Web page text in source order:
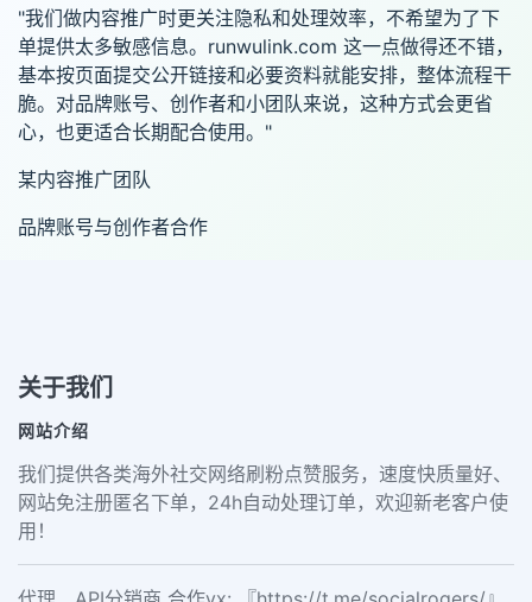
"我们做内容推广时更关注隐私和处理效率，不希望为了下
单提供太多敏感信息。runwulink.com 这一点做得还不错，
基本按页面提交公开链接和必要资料就能安排，整体流程干
脆。对品牌账号、创作者和小团队来说，这种方式会更省
心，也更适合长期配合使用。"
某内容推广团队
品牌账号与创作者合作
关于我们
网站介绍
我们提供各类海外社交网络刷粉点赞服务，速度快质量好、
网站免注册匿名下单，24h自动处理订单，欢迎新老客户使
用！